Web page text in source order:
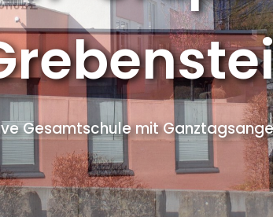
Gesamtschule mit